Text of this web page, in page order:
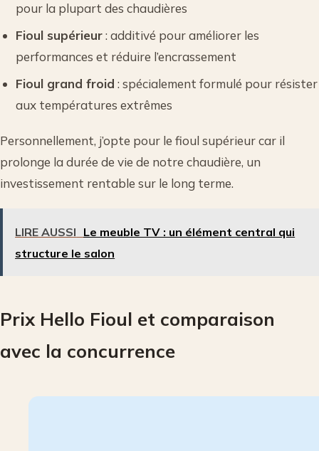
pour la plupart des chaudières
Fioul supérieur: additivé pour améliorer les
performances et réduire l’encrassement
Fioul grand froid : spécialement formulé pour résister
aux températures extrêmes
Personnellement, j’opte pour le fioul supérieur car il
prolonge la durée de vie de notre chaudière, un
investissement rentable sur le long terme.
LIRE AUSSI Le meuble TV : un élément central qui
structure le salon
Prix Hello Fioul et comparaison
avec la concurrence